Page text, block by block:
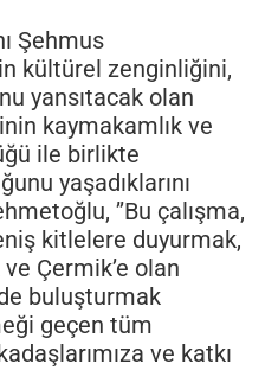
Şehmus
kültürel zenginliğini,
yansıtacak olan
kaymakamlık ve
ile birlikte
yaşadıklarını
’’Bu çalışma,
kitlelere duyurmak,
Çermik’e olan
buluşturmak
geçen tüm
ve katkı